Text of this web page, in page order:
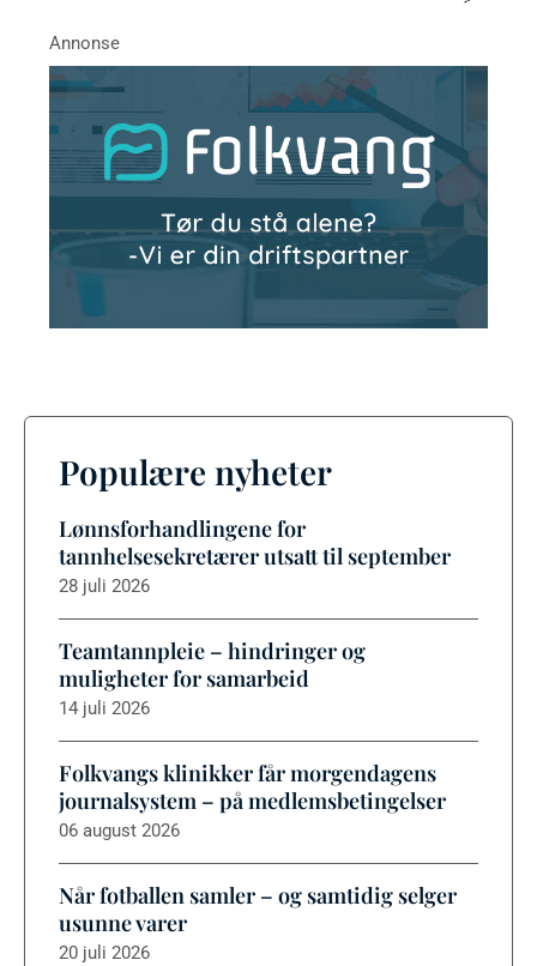
Populære nyheter
Lønnsforhandlingene for
tannhelsesekretærer utsatt til september
28 juli 2026
Teamtannpleie – hindringer og
muligheter for samarbeid
14 juli 2026
Folkvangs klinikker får morgendagens
journalsystem – på medlemsbetingelser
06 august 2026
Når fotballen samler – og samtidig selger
usunne varer
20 juli 2026